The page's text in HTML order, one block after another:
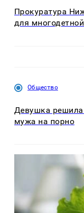
Прокуратура
для
Общество
Девушка решила
мужа на порно